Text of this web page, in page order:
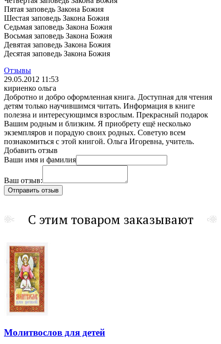
Пятая заповедь Закона Божия
Шестая заповедь Закона Божия
Седьмая заповедь Закона Божия
Восьмая заповедь Закона Божия
Девятая заповедь Закона Божия
Десятая заповедь Закона Божия
Отзывы
29.05.2012 11:53
кириенко ольга
Добротно и добро оформленная книга. Доступная для чтения
детям только научившимся читать. Информация в книге
полезна и интересующимся взрослым. Прекрасный подарок
Вашим родным и близким. Я приобрету ещё несколько
экземпляров и порадую своих родных. Советую всем
познакомиться с этой книгой. Ольга Игоревна, учитель.
Добавить отзыв
Ваши имя и фамилия
Ваш отзыв:
С этим товаром заказывают
Молитвослов для детей